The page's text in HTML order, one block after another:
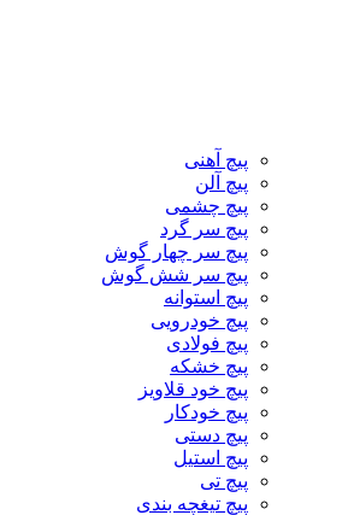
پیچ آهنی
پیچ آلن
پیچ چشمی
پیچ سر گرد
پیچ سر چهار گوش
پیچ سر شش گوش
پیچ استوانه
پیچ خودرویی
پیچ فولادی
پیچ خشکه
پیچ خود قلاویز
پیچ خودکار
پیچ دستی
پیچ استیل
پیچ تی
پیچ تیغچه بندی